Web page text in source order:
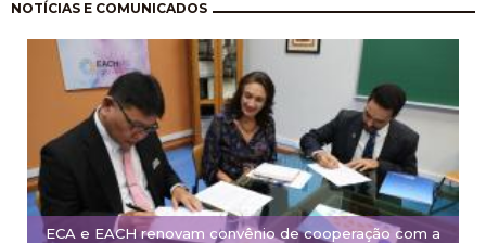
NOTÍCIAS E COMUNICADOS
ECA e EACH renovam convênio de cooperação com a
Paginação